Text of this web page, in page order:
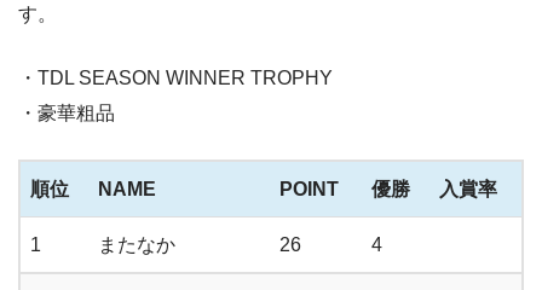
す。
・TDL SEASON WINNER TROPHY
・豪華粗品
順位 NAME POINT 優勝 入賞率
1 またなか 26 4